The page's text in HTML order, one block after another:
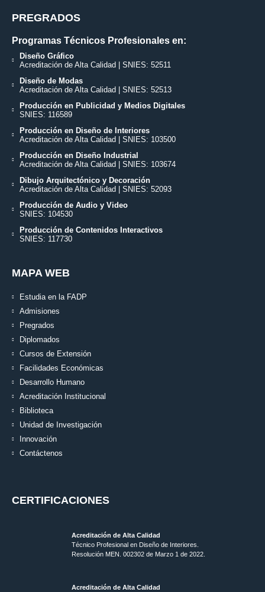
PREGRADOS
Programas Técnicos Profesionales en:
Diseño Gráfico
Acreditación de Alta Calidad | SNIES: 52511
Diseño de Modas
Acreditación de Alta Calidad | SNIES: 52513
Producción en Publicidad y Medios Digitales
SNIES: 116589
Producción en Diseño de Interiores
Acreditación de Alta Calidad | SNIES: 103500
Producción en Diseño Industrial
Acreditación de Alta Calidad | SNIES: 103674
Dibujo Arquitectónico y Decoración
Acreditación de Alta Calidad | SNIES: 52093
Producción de Audio y Video
SNIES: 104530
Producción de Contenidos Interactivos
SNIES: 117730
MAPA WEB
Estudia en la FADP
Admisiones
Pregrados
Diplomados
Cursos de Extensión
Facilidades Económicas
Desarrollo Humano
Acreditación Institucional
Biblioteca
Unidad de Investigación
Innovación
Contáctenos
CERTIFICACIONES
Acreditación de Alta Calidad
Técnico Profesional en Diseño de Interiores.
Resolución MEN. 002302 de Marzo 1 de 2022.
Acreditación de Alta Calidad